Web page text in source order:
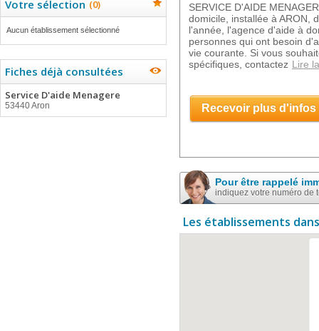
Votre sélection (0)
Aucun établissement sélectionné
Fiches déjà consultées
Service D'aide Menagere
53440 Aron
SERVICE D'AIDE
domicile, installée à ARON,
l'année, l'agence d'aide à
personnes qui ont besoin
vie courante. Si vous
spécifiques, contactez Lire
Recevoir plus d'infos
Pour être rappelé
indiquez votre numéro de
Les établissements